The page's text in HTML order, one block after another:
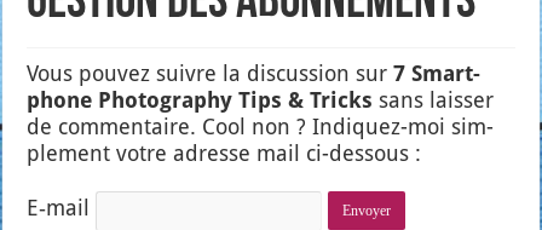
Vous pou­vez suivre la dis­cus­sion sur7 Smart­
phone Pho­to­gra­phy Tips & Tricks sans lais­ser
de com­men­taire. Cool non ? Indi­quez-moi sim­
ple­ment votre adresse mail ci-des­sous :
E‑mail